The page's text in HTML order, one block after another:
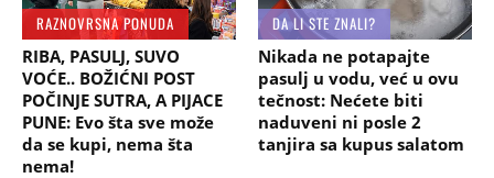
RAZNOVRSNA PONUDA
RIBA, PASULJ, SUVO
VOĆE.. BOŽIĆNI POST
POČINJE SUTRA, A PIJACE
PUNE: Evo šta sve može
da se kupi, nema šta
nema!
DA LI STE ZNALI?
Nikada ne potapajte
pasulj u vodu, već u ovu
tečnost: Nećete biti
naduveni ni posle 2
tanjira sa kupus salatom